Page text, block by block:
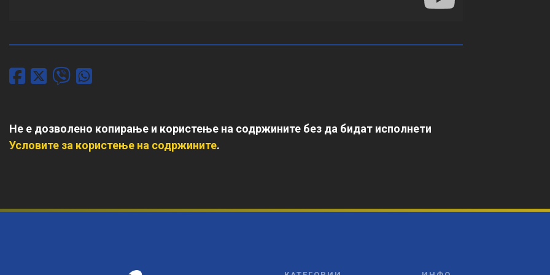
Не е дозволено копирање и користење на содржините без да бидат исполнети
Условите за користење на содржините.